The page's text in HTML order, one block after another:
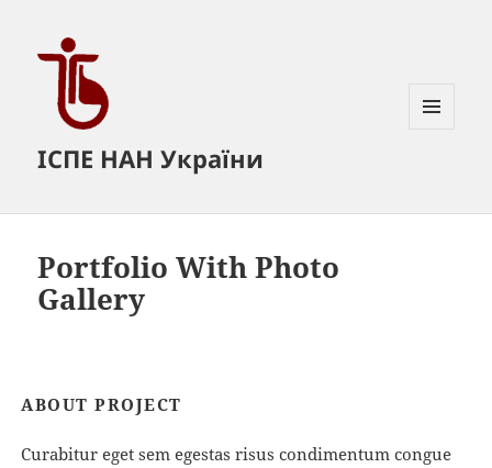
ІСПЕ НАН України
Portfolio With Photo
Gallery
ABOUT PROJECT
Curabitur eget sem egestas risus condimentum congue